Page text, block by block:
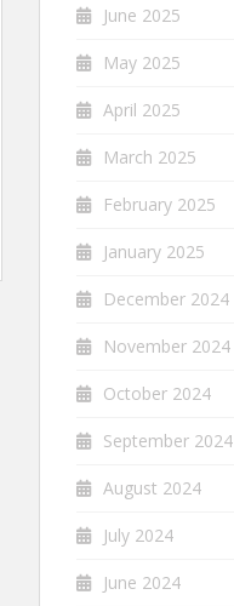
June 2025
May 2025
April 2025
March 2025
February 2025
January 2025
December 2024
November 2024
October 2024
September 2024
August 2024
July 2024
June 2024